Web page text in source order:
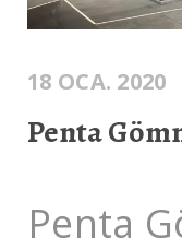
18 OCA. 2020
Penta
Penta